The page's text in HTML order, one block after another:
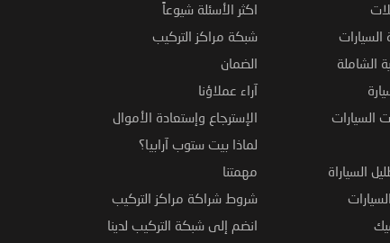
الشاملة
السيارات
السياراة
اكثر الأسئلة شيوعاً
شبكة مراكز التركيب
الضمان
آراء عملاؤنا
الإسترجاع وإستعادة الأموال
لماذا بيت ستوب آرابيا؟
مهمتنا
شروط شراكة مراكز التركيب
انضم إلى شبكة التركيب لدينا